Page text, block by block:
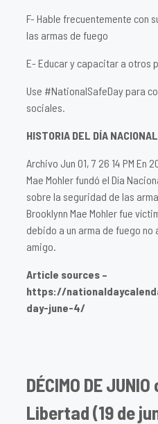
F- Hable frecuentemente con
las armas de fuego
E- Educar y capacitar a otros
Use #NationalSafeDay para
sociales.
HISTORIA DEL DÍA
Archivo Jun 01, 7 26 14 PM En
Mae Mohler fundó el Día
sobre la seguridad de las
Brooklynn Mae Mohler fue
debido a un arma de fuego no
amigo.
Article sources –
https://
day-june-4/
DÉCIMO DE
Libertad (19 de